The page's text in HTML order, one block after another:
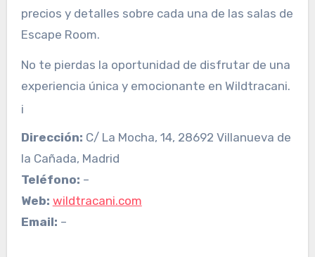
precios y detalles sobre cada una de las salas de
Escape Room.
No te pierdas la oportunidad de disfrutar de una
experiencia única y emocionante en Wildtracani.
¡
Dirección: C/ La Mocha, 14, 28692 Villanueva de
la Cañada, Madrid
Teléfono: –
Web: wildtracani.com
Email: –